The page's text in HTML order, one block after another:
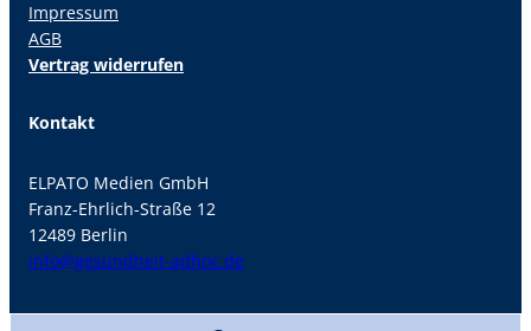
Impressum
AGB
Vertrag widerrufen
Kontakt
ELPATO Medien GmbH
Franz-Ehrlich-Straße 12
12489 Berlin
info@gesundheit-adhoc.de